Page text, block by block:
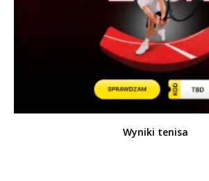
Wyniki tenisa